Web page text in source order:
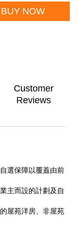
BUY NOW
Customer
Reviews
選保障以覆蓋由前
主而設的計劃及自
屋苑洋房、非屋苑